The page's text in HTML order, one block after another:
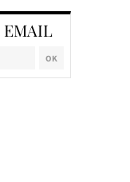
EMAIL